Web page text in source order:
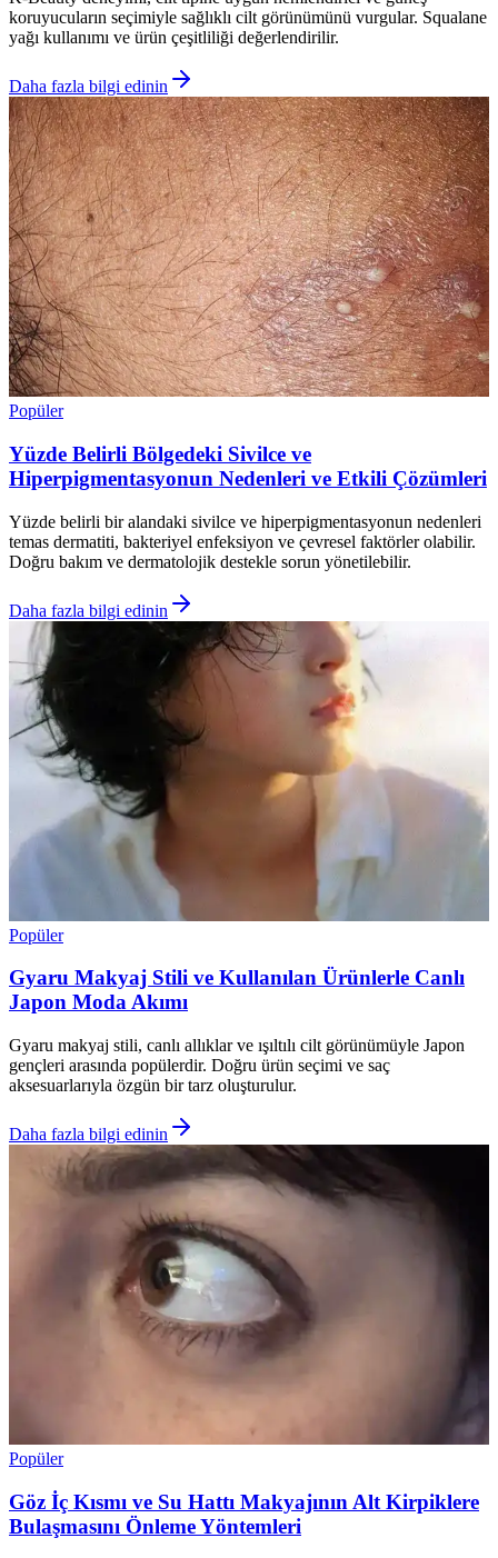
koruyucuların seçimiyle sağlıklı cilt görünümünü vurgular. Squalane
yağı kullanımı ve ürün çeşitliliği değerlendirilir.
Daha fazla bilgi edinin
Popüler
Yüzde Belirli Bölgedeki Sivilce ve
Hiperpigmentasyonun Nedenleri ve Etkili Çözümleri
Yüzde belirli bir alandaki sivilce ve hiperpigmentasyonun nedenleri
temas dermatiti, bakteriyel enfeksiyon ve çevresel faktörler olabilir.
Doğru bakım ve dermatolojik destekle sorun yönetilebilir.
Daha fazla bilgi edinin
Popüler
Gyaru Makyaj Stili ve Kullanılan Ürünlerle Canlı
Japon Moda Akımı
Gyaru makyaj stili, canlı allıklar ve ışıltılı cilt görünümüyle Japon
gençleri arasında popülerdir. Doğru ürün seçimi ve saç
aksesuarlarıyla özgün bir tarz oluşturulur.
Daha fazla bilgi edinin
Popüler
Göz İç Kısmı ve Su Hattı Makyajının Alt Kirpiklere
Bulaşmasını Önleme Yöntemleri